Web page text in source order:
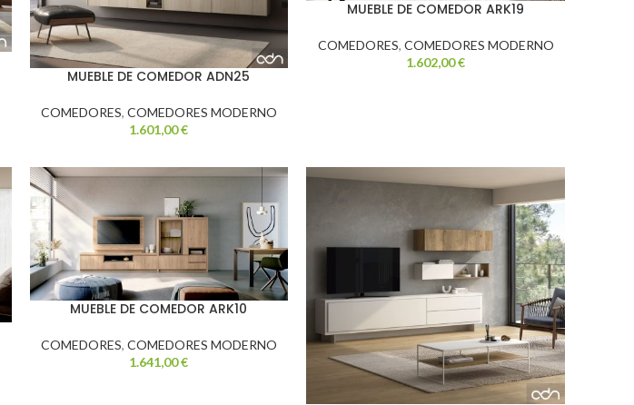
MUEBLE DE COMEDOR ADN25
COMEDORES, COMEDORES MODERNO
1.601,00€
MUEBLE DE COMEDOR ARK19
COMEDORES, COMEDORES MODERNO
1.602,00€
MUEBLE DE COMEDOR ARK10
COMEDORES, COMEDORES MODERNO
1.641,00€